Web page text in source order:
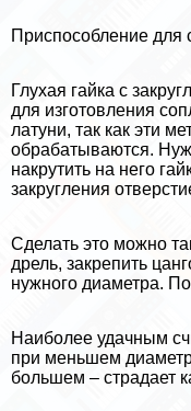
Приспособление для
Глухая гайка с
для изготовления
латуни, так как эти
обpaбатываются.
накрутить на него
закругления
Сделать это можно
дрель, закрепить
нужного диаметра.
Наиболее удачным
при меньшем
большем – страдает